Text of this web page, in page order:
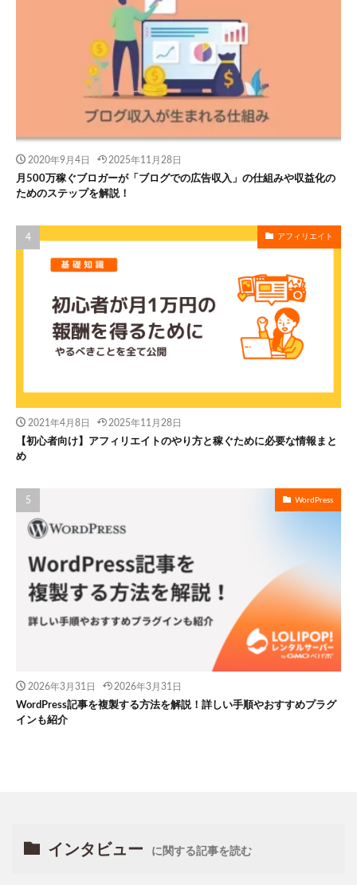
2020年9月4日 2025年11月28日
月500万稼ぐブロガーが「ブログでの広告収入」の仕組みや収益化の
ためのステップを解説！
アフィリエイト
2021年4月8日 2025年11月28日
【初心者向け】アフィリエイトのやり方と稼ぐために必要な情報まと
め
WordPress
2026年3月31日 2026年3月31日
WordPress記事を複製する方法を解説！詳しい手順やおすすめプラグ
インも紹介
インタビュー に関する記事を読む